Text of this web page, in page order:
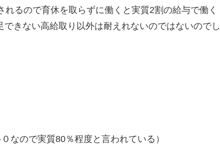
るので育休を取らずに働くと実質2割の給与で働く
きない高給取り以外は耐えれないのではないのでし
なので実質80％程度と言われている）